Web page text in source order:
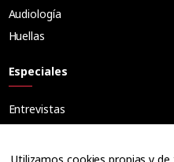
Audiología
Huellas
Especiales
Entrevistas
Ópticos